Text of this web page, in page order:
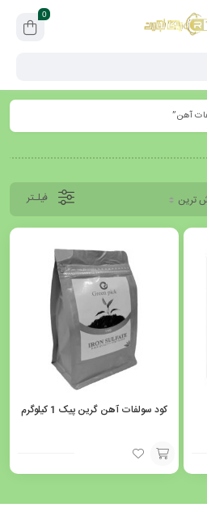
0
آهن”
فیلـتر
کود سولفات آهن گرین پیک 1 کیلوگرم
افزودن
به